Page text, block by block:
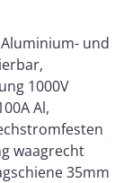
und
1000V
Al,
waagrecht
35mm